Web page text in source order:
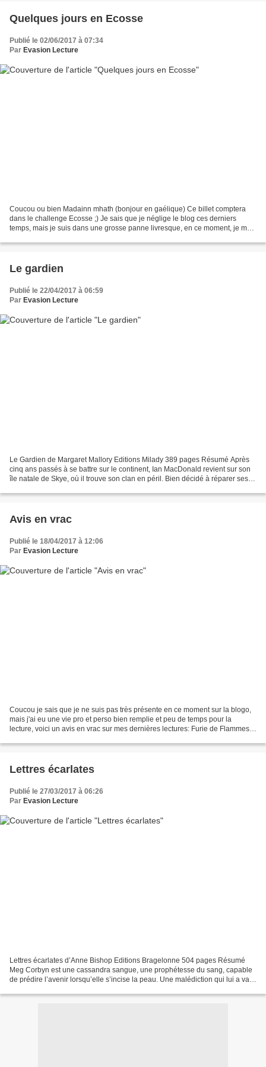
Quelques jours en Ecosse
Publié le 02/06/2017 à 07:34
Par Evasion Lecture
Coucou ou bien Madainn mhath (bonjour en gaélique) Ce billet comptera
dans le challenge Ecosse ;) Je sais que je néglige le blog ces derniers
temps, mais je suis dans une grosse panne livresque, en ce moment, je me
Le gardien
Publié le 22/04/2017 à 06:59
Par Evasion Lecture
Le Gardien de Margaret Mallory Editions Milady 389 pages Résumé Après
cinq ans passés à se battre sur le continent, Ian MacDonald revient sur son
île natale de Skye, où il trouve son clan en péril. Bien décidé à réparer ses
Avis en vrac
Publié le 18/04/2017 à 12:06
Par Evasion Lecture
Coucou je sais que je ne suis pas très présente en ce moment sur la blogo,
mais j'ai eu une vie pro et perso bien remplie et peu de temps pour la
lecture, voici un avis en vrac sur mes dernières lectures: Furie de Flammes
Lettres écarlates
Publié le 27/03/2017 à 06:26
Par Evasion Lecture
Lettres écarlates d’Anne Bishop Editions Bragelonne 504 pages Résumé
Meg Corbyn est une cassandra sangue, une prophétesse du sang, capable
de prédire l’avenir lorsqu’elle s’incise la peau. Une malédiction qui lui a valu